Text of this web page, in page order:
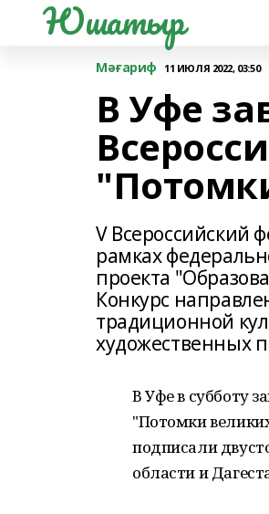
Юшатыр
Мәғариф 11 ИЮЛЯ 2022, 03:50
В Уфе
V Всероссийский
рамках
проекта
Конкурс
традиционной
художественных
В Уфе в субботу
"Потомки
подписали
области и